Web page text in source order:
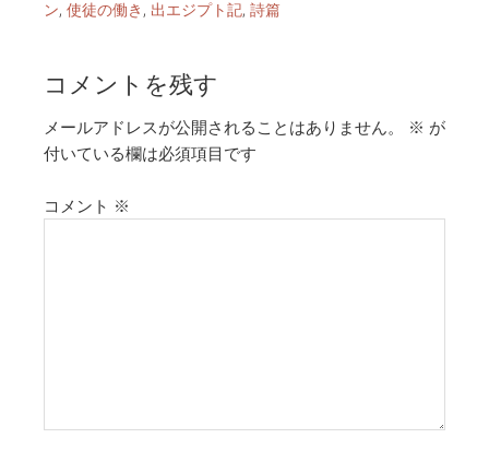
ン, 使徒の働き , 出エジプト記, 詩篇
コメントを残す
メールアドレスが公開されることはありません。 ※ が
付いている欄は必須項目です
コメント ※